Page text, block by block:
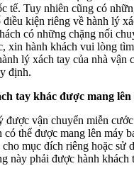
tế. Tuy nhiên cũng có
điều kiện riêng về hành l‎‎ý
có những chặng nối
xin hành khách vui lòng
l‎‎ý xách tay của nhà vận
định.
tay khác được mang lên
được vận chuyển miễn
có thể được mang lên máy
mục đích riêng hoặc sử
này phải được hành khách